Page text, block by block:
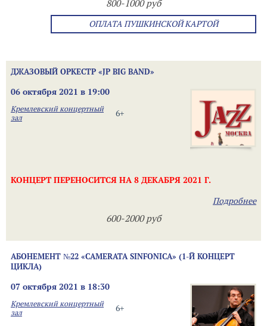
800-1000 руб
ОПЛАТА ПУШКИНСКОЙ КАРТОЙ
ДЖАЗОВЫЙ ОРКЕСТР «JP BIG BAND»
06 октября 2021 в 19:00
6+
Кремлевский концертный
зал
КОНЦЕРТ ПЕРЕНОСИТСЯ НА 8 ДЕКАБРЯ 2021 Г.
Подробнее
600-2000 руб
АБОНЕМЕНТ №22 «CAMERATA SINFONICA» (1-Й КОНЦЕРТ
ЦИКЛА)
07 октября 2021 в 18:30
6+
Кремлевский концертный
зал